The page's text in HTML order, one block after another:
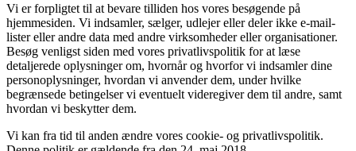
Vi er forpligtet til at bevare tilliden hos vores besøgende på
hjemmesiden. Vi indsamler, sælger, udlejer eller deler ikke e-mail-
lister eller andre data med andre virksomheder eller organisationer.
Besøg venligst siden med vores privatlivspolitik for at læse
detaljerede oplysninger om, hvornår og hvorfor vi indsamler dine
personoplysninger, hvordan vi anvender dem, under hvilke
begrænsede betingelser vi eventuelt videregiver dem til andre, samt
hvordan vi beskytter dem.
Vi kan fra tid til anden ændre vores cookie- og privatlivspolitik.